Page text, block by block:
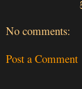
No comments:
Post a Comment